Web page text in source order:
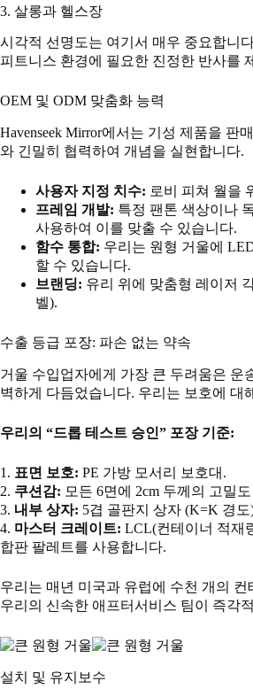
3. 살롱과 헬스장
시각적 선명도는 여기서 매우 중요합니
피트니스 환경에 필요한 진정한 반사를
OEM 및 ODM 맞춤화 능력
Havenseek Mirror에서는 기성 제품을
와 긴밀히 협력하여 개념을 실현합니다.
사용자 지정 치수: 로비 피쳐 월을
프레임 개발: 특정 팬톤 색상이나
사용하여 이를 맞출 수 있습니다.
함수 통합: 우리는 원형 거울에
할 수 있습니다.
브랜딩: 유리 위에 맞춤형 레이저
벨).
수출 등급 포장: 파손 없는 약속
거울 수입업자에게 가장 큰 두려움은 운
벽하게 다듬었습니다. 우리는 보호에 대
우리의 “드롭 테스트 승인” 포장 기준:
1. 표면 보호: PE 가방 모서리 보호대.
2. 쿠션감: 모든 6면에 2cm 두께의 고밀
3. 내부 상자: 5겹 골판지 상자 (K=K 경도
4. 마스터 크레이트: LCL(컨테이너 적재
합판 팔레트를 사용합니다.
우리는 매년 미국과 유럽에 수천 개의
우리의 신속한 애프터서비스 팀이 즉각
설치 및 유지보수